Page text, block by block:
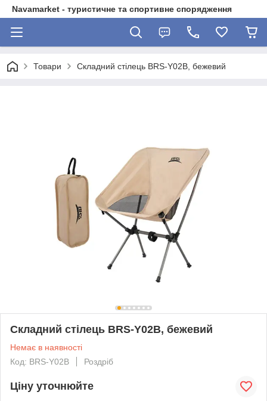
Navamarket - туристичне та спортивне спорядження
Товари Складний стілець BRS-Y02B, бежевий
Складний стілець BRS-Y02B, бежевий
Немає в наявності
Код: BRS-Y02B
Роздріб
Ціну уточнюйте